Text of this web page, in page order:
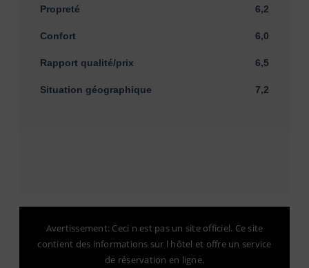
Propreté 6,2
Confort 6,0
Rapport qualité/prix 6,5
Situation géographique 7,2
Avertissement: Ceci n est pas un site officiel. Ce site
contient des informations sur l hôtel et offre un service
de réservation en ligne.